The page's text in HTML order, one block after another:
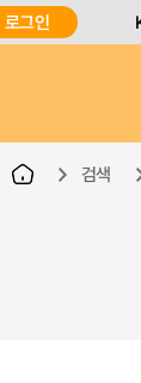
로그인
검색